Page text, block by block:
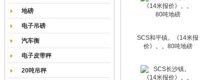
地磅
电子吊磅
汽车衡
电子皮带秤
20吨吊秤
SCS和平镇。《14米报
价》。。80吨地磅